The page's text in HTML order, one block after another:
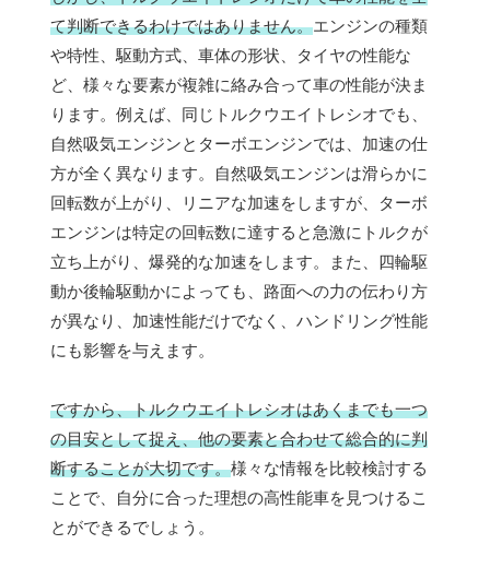
て判断できるわけではありません。エンジンの種類
や特性、駆動方式、車体の形状、タイヤの性能な
ど、様々な要素が複雑に絡み合って車の性能が決ま
ります。例えば、同じトルクウエイトレシオでも、
自然吸気エンジンとターボエンジンでは、加速の仕
方が全く異なります。自然吸気エンジンは滑らかに
回転数が上がり、リニアな加速をしますが、ターボ
エンジンは特定の回転数に達すると急激にトルクが
立ち上がり、爆発的な加速をします。また、四輪駆
動か後輪駆動かによっても、路面への力の伝わり方
が異なり、加速性能だけでなく、ハンドリング性能
にも影響を与えます。
ですから、トルクウエイトレシオはあくまでも一つ
の目安として捉え、他の要素と合わせて総合的に判
断することが大切です。様々な情報を比較検討する
ことで、自分に合った理想の高性能車を見つけるこ
とができるでしょう。